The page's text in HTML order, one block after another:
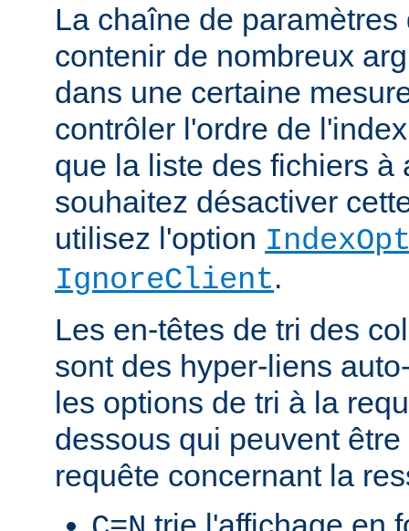
La chaîne de
contenir de nombreux
dans une certaine
contrôler l'ordre de
que la liste des fichiers à
souhaitez désactiver
utilisez l'option
IgnoreClient.
Les en-têtes de tri des
sont des hyper-liens
les options de tri à la
dessous qui peuvent
requête concernant la